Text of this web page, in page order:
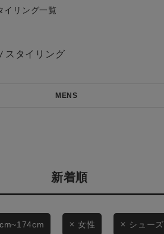
アイテムを探
スタイリングから
WEB限定アイテ
KIDS
価格
イリング一覧
MENS
新着順
女性 シューズ